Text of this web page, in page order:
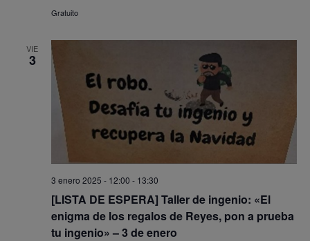
Gratuito
VIE
3
[LISTA DE ESPERA] Taller de ingenio: «El
enigma de los regalos de Reyes, pon a prueba
tu ingenio» – 3 de enero
3 enero 2025 - 12:00 - 13:30